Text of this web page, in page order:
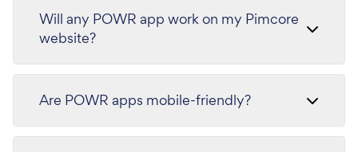
Will any POWR app work on my Pimcore
website?
Are POWR apps mobile-friendly?